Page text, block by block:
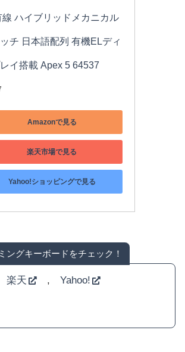
線 ハイブリッドメカニカル
チ 日本語配列 有機ELディ
イ搭載 Apex 5 64537
Amazonで見る
楽天市場で見る
Yahoo!ショッピングで見る
ングキーボードをチェック！
楽天 , Yahoo!